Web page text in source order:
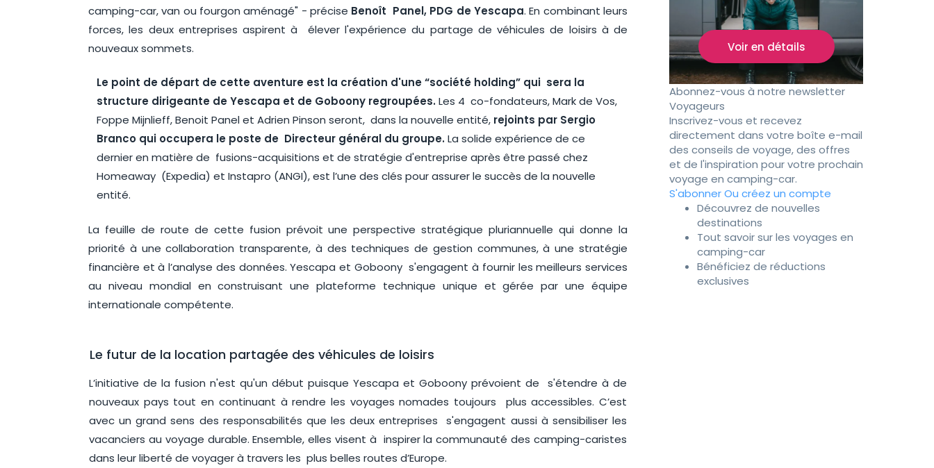
camping-car, van ou fourgon aménagé" - précise Benoît Panel, PDG de Yescapa. En combinant leurs
forces, les deux entreprises aspirent à élever l'expérience du partage de véhicules de loisirs à de
nouveaux sommets.
Le point de départ de cette aventure est la création d'une “société holding” qui sera la
structure dirigeante de Yescapa et de Goboony regroupées.Les 4 co-fondateurs, Mark de Vos,
Foppe Mijnlieff, Benoit Panel et Adrien Pinson seront, dans la nouvelle entité, rejoints par Sergio
Branco qui occupera le poste de Directeur général du groupe.La solide expérience de ce
dernier en matière de fusions-acquisitions et de stratégie d'entreprise après être passé chez
Homeaway (Expedia) et Instapro (ANGI), est l’une des clés pour assurer le succès de la nouvelle
entité.
La feuille de route de cette fusion prévoit une perspective stratégique pluriannuelle qui donne la
priorité à une collaboration transparente, à des techniques de gestion communes, à une stratégie
financière et à l’analyse des données. Yescapa et Goboony s'engagent à fournir les meilleurs services
au niveau mondial en construisant une plateforme technique unique et gérée par une équipe
internationale compétente.
Le futur de la location partagée des véhicules de loisirs
L’initiative de la fusion n'est qu'un début puisque Yescapa et Goboony prévoient de s'étendre à de
nouveaux pays tout en continuant à rendre les voyages nomades toujours plus accessibles. C’est
avec un grand sens des responsabilités que les deux entreprises s'engagent aussi à sensibiliser les
vacanciers au voyage durable. Ensemble, elles visent à inspirer la communauté des camping-caristes
dans leur liberté de voyager à travers les plus belles routes d’Europe.
Voir en détails
Abonnez-vous à notre newsletter
Voyageurs
Inscrivez-vous et recevez
directement dans votre boîte e-mail
des conseils de voyage, des offres
et de l'inspiration pour votre prochain
voyage en camping-car.
S'abonnerOu créez un compte
Découvrez de nouvelles
destinations
Tout savoir sur les voyages en
camping-car
Bénéficiez de réductions
exclusives